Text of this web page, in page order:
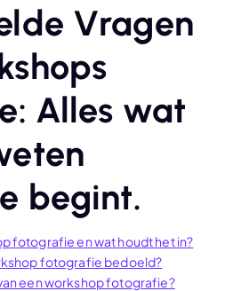
Vragen
Alles wat
begint.
fotografie en wat houdt het in?
fotografie bedoeld?
een workshop fotografie?